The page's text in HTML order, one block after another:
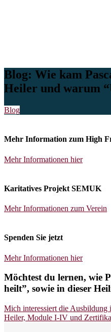
Blog: Wie kam
Heiler und warum
Blog
Mehr Information zum High
Mehr Informationen hier
Karitatives Projekt SEMUK
Mehr Informationen zum Verein
Spenden Sie jetzt
Mehr Informationen hier
Möchtest du lernen, wie
heilt”, sowie in dieser
Mich interessiert die
Heiler, Module I-IV und